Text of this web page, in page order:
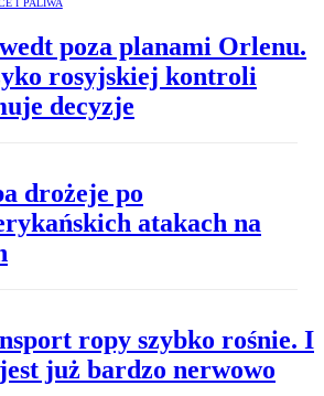
I PALIWA
poza planami Orlenu.
rosyjskiej kontroli
decyzje
drożeje po
atakach na
ropy szybko rośnie. I
już bardzo nerwowo